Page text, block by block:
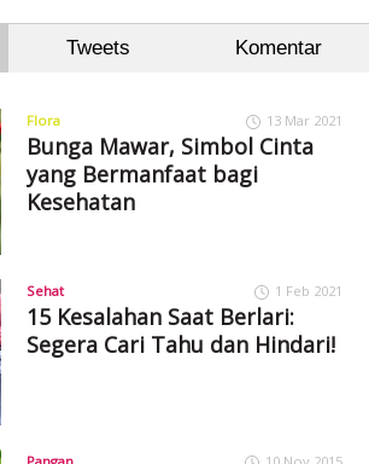
Tweets Komentar
Flora 13 Mar 2021
Bunga Mawar, Simbol Cinta
yang Bermanfaat bagi
Kesehatan
Sehat 1 Feb 2021
15 Kesalahan Saat Berlari:
Segera Cari Tahu dan Hindari!